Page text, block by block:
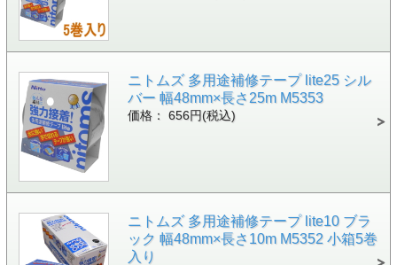
ニトムズ 多用途補修テープ lite25 シル
バー 幅48mm×長さ25m M5353
価格： 656円(税込)
ニトムズ 多用途補修テープ lite10 ブラ
ック 幅48mm×長さ10m M5352 小箱5巻
入り